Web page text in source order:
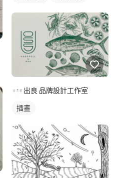
風景/植物壁畫
出良 品牌設計工作室
插畫